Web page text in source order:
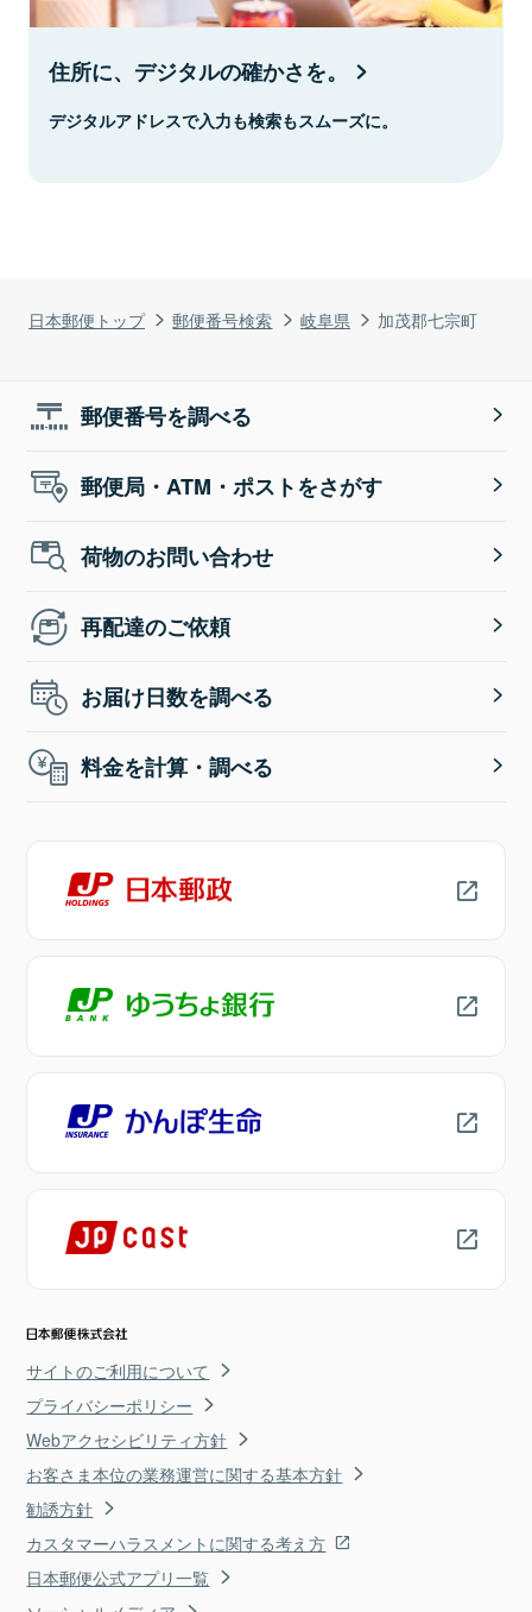
日本郵便トップ 郵便番号検索 岐阜県 加茂郡七宗町
住所に、デジタルの確かさを。
デジタルアドレスで入力も検索もスムーズに。
郵便番号を調べる
郵便局・ATM・ポストをさがす
荷物のお問い合わせ
再配達のご依頼
お届け日数を調べる
料金を計算・調べる
サイトのご利用について
プライバシーポリシー
Webアクセシビリティ方針
お客さま本位の業務運営に関する基本方針
勧誘方針
カスタマーハラスメントに関する考え方
日本郵便公式アプリ一覧